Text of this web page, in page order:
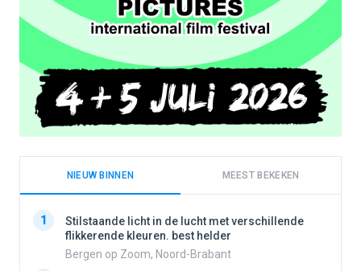
NIEUW BINNEN MEEST BEKEKEN
1
Stilstaande licht in de lucht met verschillende
flikkerende kleuren. best helder
Bergen op Zoom, Noord-Brabant